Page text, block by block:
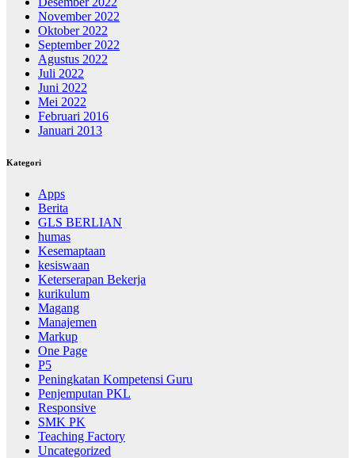
November 2022
Oktober 2022
September 2022
Agustus 2022
Juli 2022
Juni 2022
Mei 2022
Februari 2016
Januari 2013
Kategori
Apps
Berita
GLS BERLIAN
humas
Kesemaptaan
kesiswaan
Keterserapan Bekerja
kurikulum
Magang
Manajemen
Markup
One Page
P5
Peningkatan Kompetensi Guru
Penjemputan PKL
Responsive
SMK PK
Teaching Factory
Uncategorized